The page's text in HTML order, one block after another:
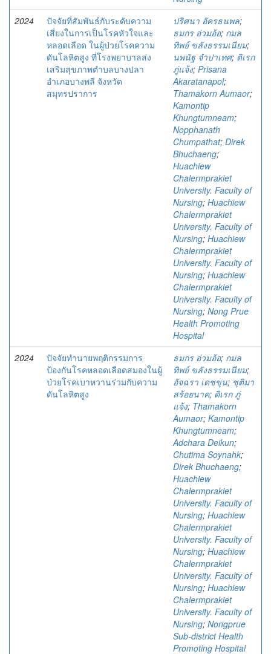
2024
ปัจจัยที่สัมพันธ์กับระดับความ
เสี่ยงในการเป็นโรคหัวใจและ
หลอดเลือด ในผู้ป่วยโรคความ
ดันโลหิตสูง ที่โรงพยาบาลส่ง
เสริมสุขภาพตำบลบางปลา
อำเภอบางพลี จังหวัด
สมุทรปราการ
ปริศนา อัครธนพล;
ธมกร อ่วมอ้อ; กมล
ทิพย์ ขลังธรรมเนียม;
นพนัฐ จำปาเทศ; ดิเรก
ภู่แจ้ง; Prisana
Akaratanapol;
Thamakorn Aumaor;
Kamontip
Khungtumneam;
Nopphanath
Chumpathat; Direk
Bhuchaeng;
Huachiew
Chalermprakiet
University. Faculty of
Nursing; Huachiew
Chalermprakiet
University. Faculty of
Nursing; Huachiew
Chalermprakiet
University. Faculty of
Nursing; Huachiew
Chalermprakiet
University. Faculty of
Nursing; Nong Prue
Health Promoting
Hospital
2024
ปัจจัยทํานายพฤติกรรมการ
ป้องกันโรคหลอดเลือดสมองในผู้
ป่วยโรคเบาหวานร่วมกับความ
ดันโลหิตสูง
ธมกร อ่วมอ้อ; กมล
ทิพย์ ขลังธรรมเนียม;
อัจฉรา เดชขุน; ชุติมา
สร้อยนาค; ดิเรก ภู่
แจ้ง; Thamakorn
Aumaor; Kamontip
Khungtumneam;
Adchara Deikun;
Chutima Soynahk;
Direk Bhuchaeng;
Huachiew
Chalermprakiet
University. Faculty of
Nursing; Huachiew
Chalermprakiet
University. Faculty of
Nursing; Huachiew
Chalermprakiet
University. Faculty of
Nursing; Huachiew
Chalermprakiet
University. Faculty of
Nursing; Nongprue
Sub-district Health
Promoting Hospital